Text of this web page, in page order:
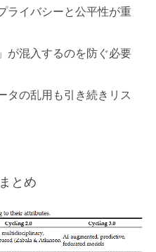
ライバシーと公平性が重
が混入するのを防ぐ必要
タの乱用も引き続きリス
とめ